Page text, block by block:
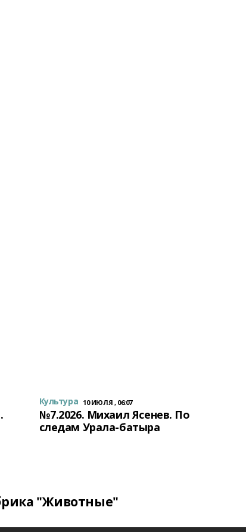
Культура 10 ИЮЛЯ , 06:07
№7.2026. Михаил Ясенев. По
следам Урала-батыра
"Животные"